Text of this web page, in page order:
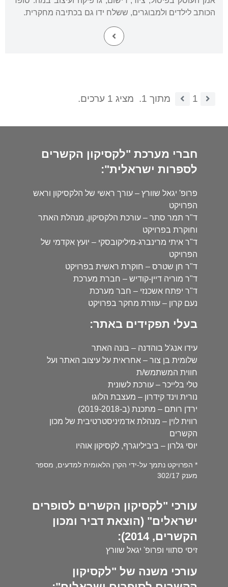
הכותב לילדים ולמבוגרים, ששלח ידו גם בכתיבה מחקרית.
1 מתוך 1. מציג 1 ערכים.
חברי מערכת "לקסיקון הקשרים
לספרות ישראלית":
פרופ' יגאל שוורץ – עורך ראשי של הלקסיקון וראש
הפרויקט
ד"ר תמר סתר – עורכת הלקסיקון, מנהלת האתר
וחוקרת בפרויקט
ד"ר איתי מרינברג-מיליקובסקי – יועץ אקדמי של
הפרויקט
ד"ר חן שטרס – חוקרת ראשית בפרויקט
ד"ר מוריה דיין-קודיש – חברת מערכת
ד"ר יפתח אשכנזי – חבר מערכת
נעם קרון – עוזרת מחקר בפרויקט
בעלי תפקידים באתר:
עידו אנג'ל בוהדנה – בונה האתר
שלומית בן צור – אחראית על עיצוב האתר ועל
חווית המשתמש/ת
טלי בלייכר – עורכת לשונית
נורית וינד קידרון – מעצבת הלוגו
ירדן רותם – מתכנת (ב-2019-2018)
רווית לוין – מנהלת אדמיניסטרטיבית של מכון
הקשרים
יוסי גלרון – ביביליוגרף, לקסיקון אוהיו
* הפרויקט נתמך על-ידי הקרן הלאומית למדעים, מספר
מענק 302/17
עורכי "לקסיקון הקשרים לסופרים
ישראלים" (הוצאת דביר ומכון
הקשרים, 2014):
זיסי סתווי ופרופ' יגאל שוורץ
עורכי משנה של "לקסיקון